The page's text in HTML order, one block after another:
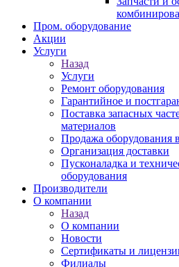
Пром. оборудование
Акции
Услуги
Назад
Услуги
Ремонт оборудования
Гарантийное и
Поставка запасных
материалов
Продажа оборудования
Организация доставки
Пусконаладка и
оборудования
Производители
О компании
Назад
О компании
Новости
Сертификаты и
Филиалы